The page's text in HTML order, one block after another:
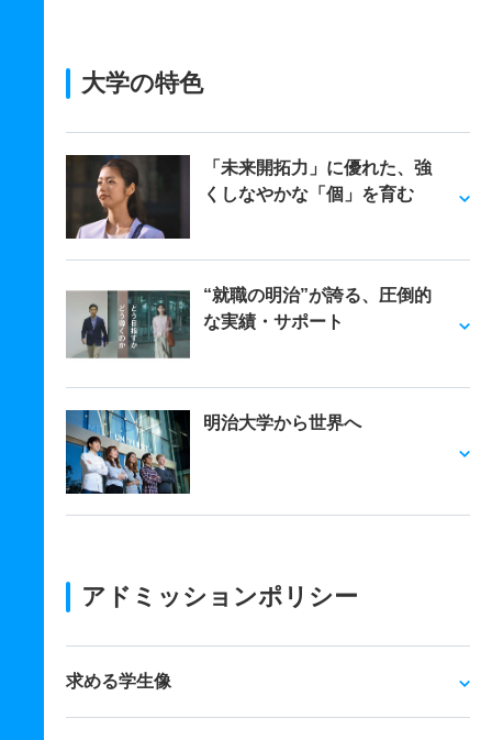
大学の特色
「未来開拓力」に優れた、強
くしなやかな「個」を育む
“就職の明治”が誇る、圧倒的
な実績・サポート
明治大学から世界へ
アドミッションポリシー
求める学生像